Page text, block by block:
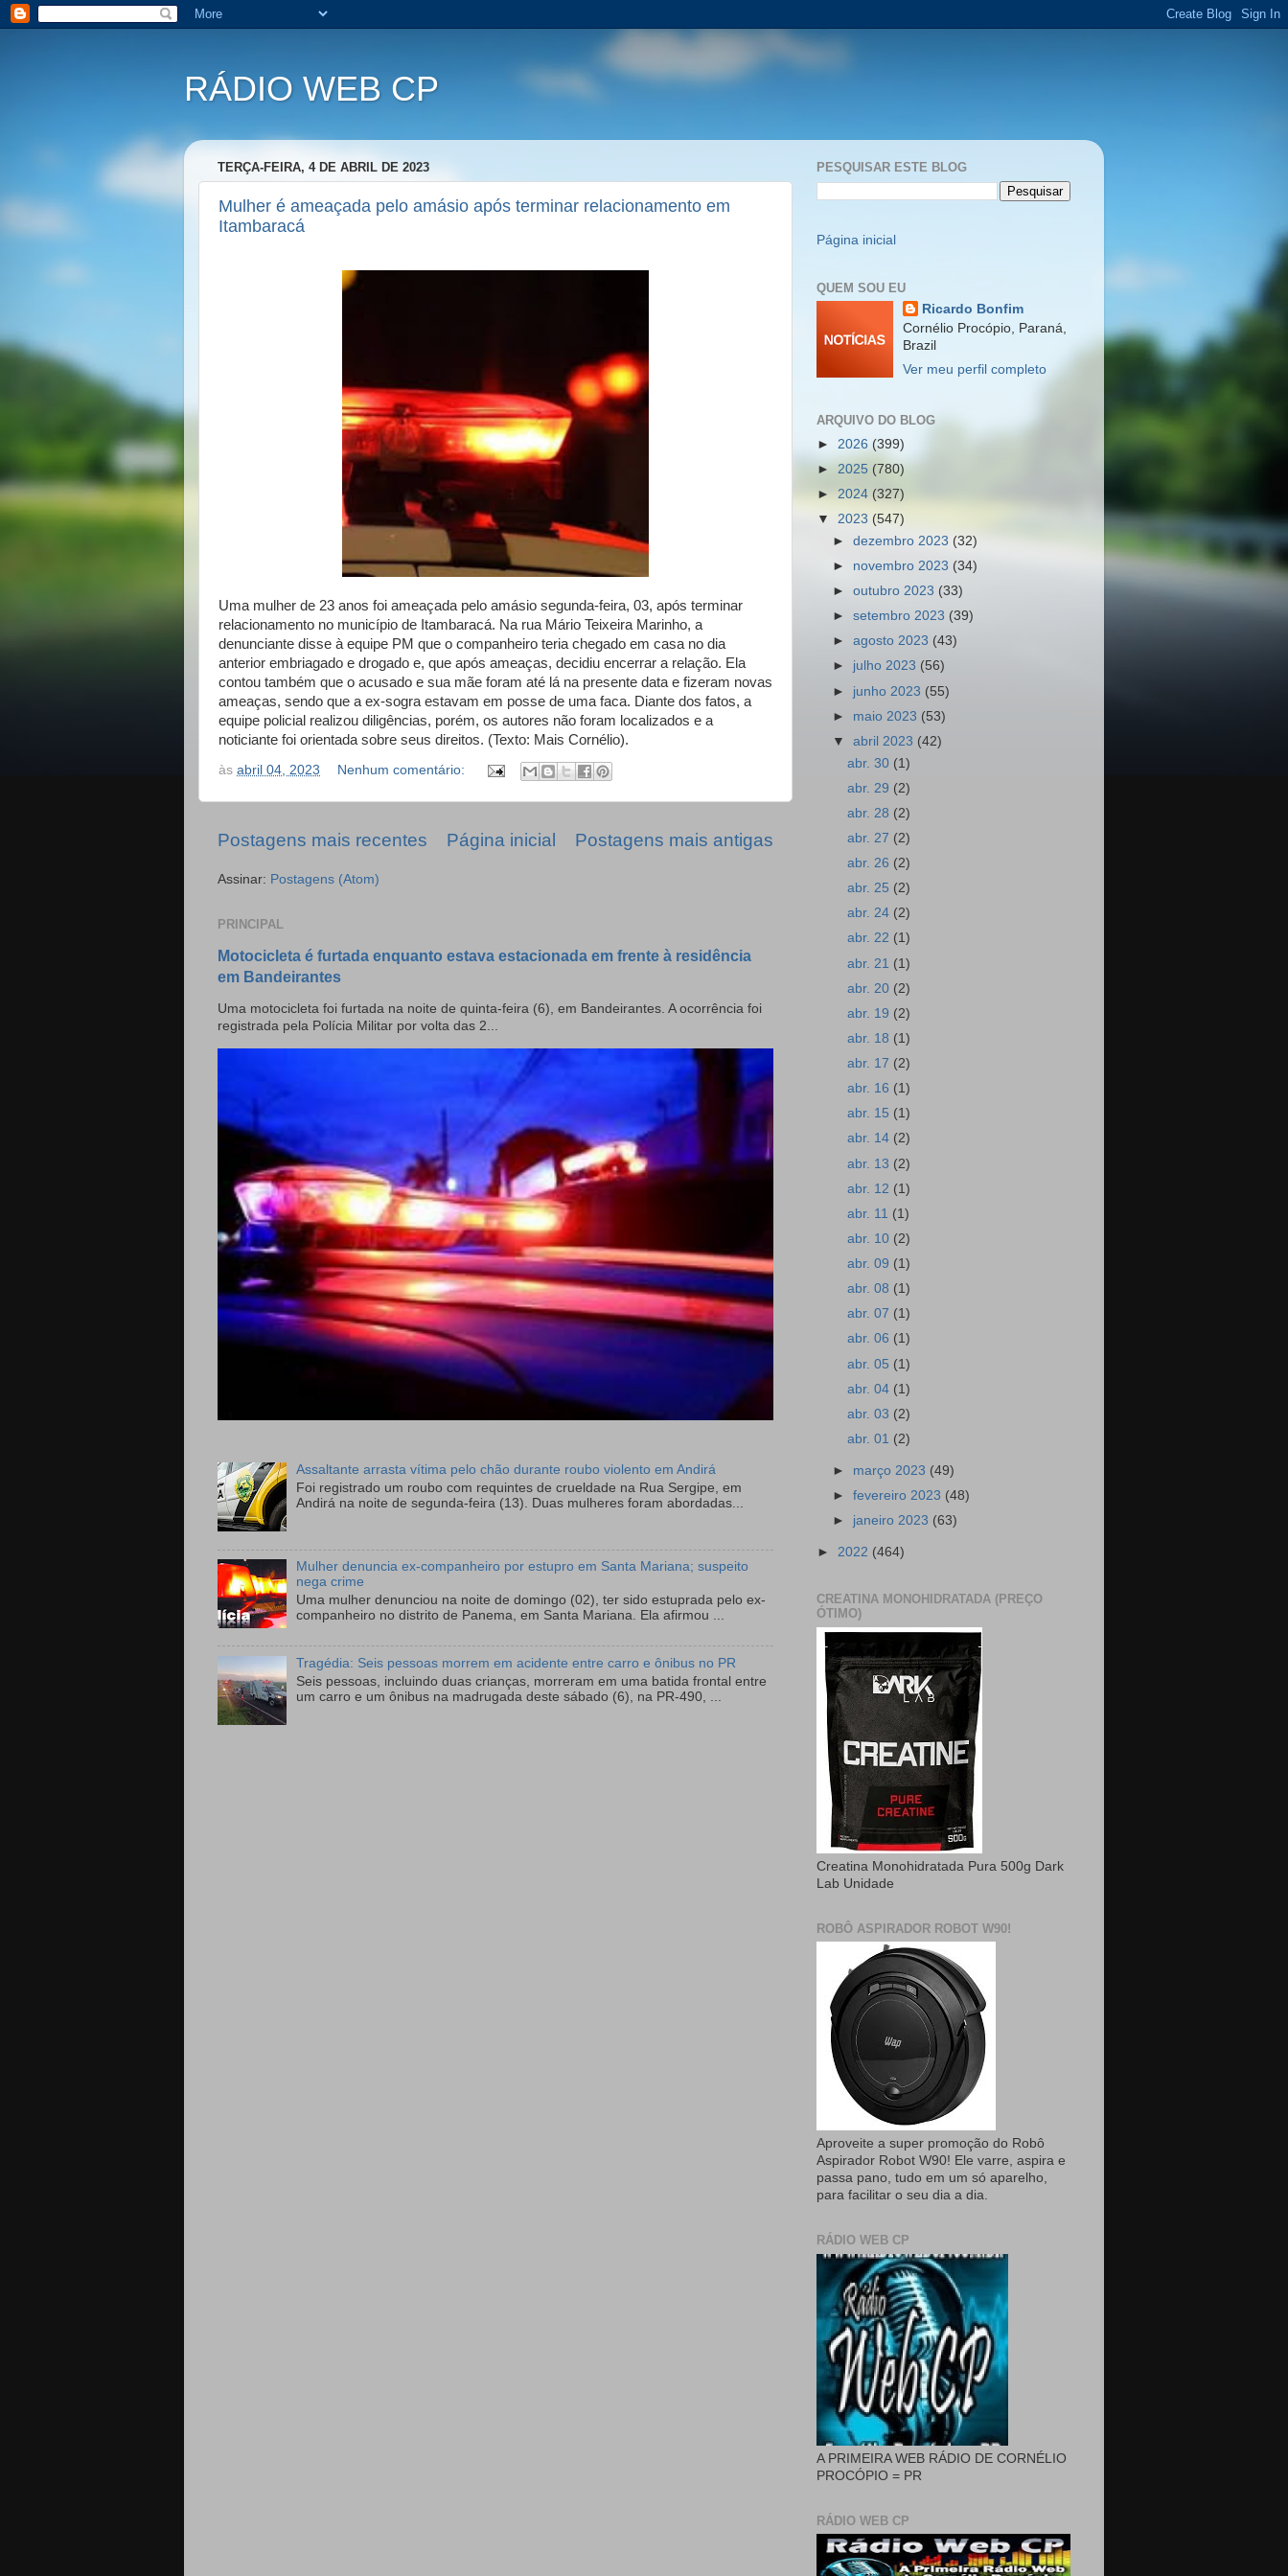
RÁDIO WEB CP
TERÇA-FEIRA, 4 DE ABRIL DE 2023
Mulher é ameaçada pelo amásio após terminar relacionamento em
Itambaracá
Uma mulher de 23 anos foi ameaçada pelo amásio segunda-feira, 03, após terminar
relacionamento no município de Itambaracá. Na rua Mário Teixeira Marinho, a
denunciante disse à equipe PM que o companheiro teria chegado em casa no dia
anterior embriagado e drogado e, que após ameaças, decidiu encerrar a relação. Ela
contou também que o acusado e sua mãe foram até lá na presente data e fizeram novas
ameaças, sendo que a ex-sogra estavam em posse de uma faca. Diante dos fatos, a
equipe policial realizou diligências, porém, os autores não foram localizados e a
noticiante foi orientada sobre seus direitos. (Texto: Mais Cornélio).
às abril 04, 2023 Nenhum comentário:
Postagens mais recentes Postagens mais antigas
Página inicial
Assinar: Postagens (Atom)
PRINCIPAL
Motocicleta é furtada enquanto estava estacionada em frente à residência
em Bandeirantes
Uma motocicleta foi furtada na noite de quinta-feira (6), em Bandeirantes. A ocorrência foi
registrada pela Polícia Militar por volta das 2...
Assaltante arrasta vítima pelo chão durante roubo violento em Andirá
Foi registrado um roubo com requintes de crueldade na Rua Sergipe, em
Andirá na noite de segunda-feira (13). Duas mulheres foram abordadas...
Mulher denuncia ex-companheiro por estupro em Santa Mariana; suspeito
nega crime
Uma mulher denunciou na noite de domingo (02), ter sido estuprada pelo ex-
companheiro no distrito de Panema, em Santa Mariana. Ela afirmou ...
Tragédia: Seis pessoas morrem em acidente entre carro e ônibus no PR
Seis pessoas, incluindo duas crianças, morreram em uma batida frontal entre
um carro e um ônibus na madrugada deste sábado (6), na PR-490, ...
PESQUISAR ESTE BLOG
Página inicial
QUEM SOU EU
Ricardo Bonfim
Cornélio Procópio, Paraná,
Brazil
Ver meu perfil completo
ARQUIVO DO BLOG
► 2026 (399)
► 2025 (780)
► 2024 (327)
▼ 2023 (547)
►dezembro 2023 (32)
► novembro 2023 (34)
►outubro 2023 (33)
►setembro 2023 (39)
►agosto 2023 (43)
► julho 2023 (56)
► junho 2023 (55)
► maio 2023 (53)
▼abril 2023 (42)
abr. 30 (1)
abr. 29 (2)
abr. 28 (2)
abr. 27 (2)
abr. 26 (2)
abr. 25 (2)
abr. 24 (2)
abr. 22 (1)
abr. 21 (1)
abr. 20 (2)
abr. 19 (2)
abr. 18 (1)
abr. 17 (2)
abr. 16 (1)
abr. 15 (1)
abr. 14 (2)
abr. 13 (2)
abr. 12 (1)
abr. 11 (1)
abr. 10 (2)
abr. 09 (1)
abr. 08 (1)
abr. 07 (1)
abr. 06 (1)
abr. 05 (1)
abr. 04 (1)
abr. 03 (2)
abr. 01 (2)
► março 2023 (49)
►fevereiro 2023 (48)
► janeiro 2023 (63)
► 2022 (464)
CREATINA MONOHIDRATADA (PREÇO
ÓTIMO)
Creatina Monohidratada Pura 500g Dark
Lab Unidade
ROBÔ ASPIRADOR ROBOT W90!
Aproveite a super promoção do Robô
Aspirador Robot W90! Ele varre, aspira e
passa pano, tudo em um só aparelho,
para facilitar o seu dia a dia.
RÁDIO WEB CP
A PRIMEIRA WEB RÁDIO DE CORNÉLIO
PROCÓPIO = PR
RÁDIO WEB CP